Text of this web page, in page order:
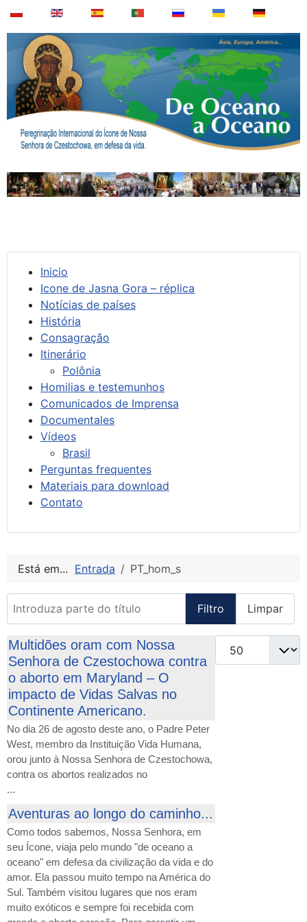
Inicio
Icone de Jasna Gora – réplica
Notícias de países
História
Consagração
Itinerário
Polônia
Homilias e testemunhos
Comunicados de Imprensa
Documentales
Vídeos
Brasil
Perguntas frequentes
Materiais para download
Contato
Está em... Entrada PT_hom_s
Introduza parte do título
Filtro Limpar
Qtd. a exibir
Multidões oram com Nossa
Senhora de Czestochowa contra
o aborto em Maryland – O
impacto de Vidas Salvas no
Continente Americano.
No dia 26 de agosto deste ano, o Padre Peter
West, membro da Instituição Vida Humana,
orou junto à Nossa Senhora de Czestochowa,
contra os abortos realizados no
...
Aventuras ao longo do caminho...
Como todos sabemos, Nossa Senhora, em
seu Ícone, viaja pelo mundo "de oceano a
oceano" em defesa da civilização da vida e do
amor. Ela passou muito tempo na América do
Sul. Também visitou lugares que nos eram
muito exóticos e sempre foi recebida com